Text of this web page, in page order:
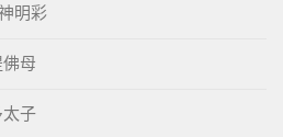
明彩
母
子